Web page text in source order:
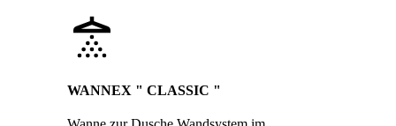
WANNEX " CLASSIC "